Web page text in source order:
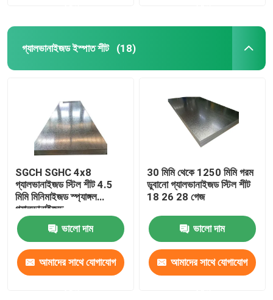
গ্যালভানাইজড ইস্পাত শীট (18)
SGCH SGHC 4x8
গ্যালভানাইজড স্টিল শীট 4.5
মিমি মিনিমাইজড স্প্যাঙ্গল
গ্যালভানাইজড
ভালো দাম
আমাদের সাথে যোগাযোগ
30 মিমি থেকে 1250 মিমি গরম
ডুবানো গ্যালভানাইজড স্টিল শীট
18 26 28 গেজ
ভালো দাম
আমাদের সাথে যোগাযোগ